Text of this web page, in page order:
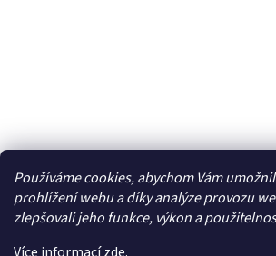
Používáme cookies, abychom Vám
prohlížení webu a díky analýze provozu
zlepšovali jeho funkce, výkon a
Facebook